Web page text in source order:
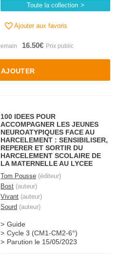
Toute la collection
Ajouter aux favoris
16.50€
AJOUTER
100 IDEES POUR
ACCOMPAGNER LES JEUNES
NEUROATYPIQUES FACE AU
HARCELEMENT : SENSIBILISER,
REPERER ET SORTIR DU
HARCELEMENT SCOLAIRE DE
LA MATERNELLE AU LYCEE
Tom Pousse (éditeur)
Bost (auteur)
Vivant (auteur)
Sourd (auteur)
Guide
Cycle 3 (CM1-CM2-6°)
Parution le 15/05/2023